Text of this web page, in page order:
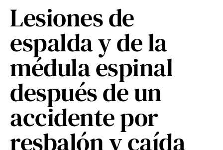
Lesiones de
espalda y de la
médula espinal
después de un
accidente por
resbalón y caída